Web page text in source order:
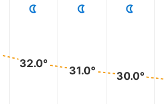
32.0°
31.0° 30.0°